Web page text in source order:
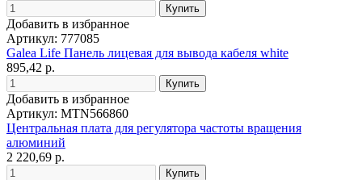
Добавить в избранное
Артикул: 777085
Galea Life Панель лицевая для вывода кабеля white
895,42 р.
Добавить в избранное
Артикул: MTN566860
Центральная плата для регулятора частоты вращения
алюминий
2 220,69 р.